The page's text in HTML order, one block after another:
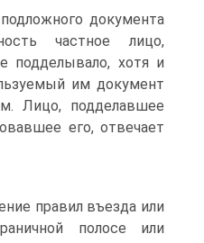
документа
частное лицо,
подделывало, хотя и
им документ
Лицо, подделавшее
его, отвечает
правил въезда или
полосе или